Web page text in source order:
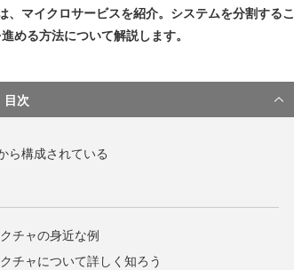
マイクロサービスを紹介。システムを分割するこ
める方法について解説します。
目次
ら構成されている
チャの身近な例
チャについて詳しく知ろう